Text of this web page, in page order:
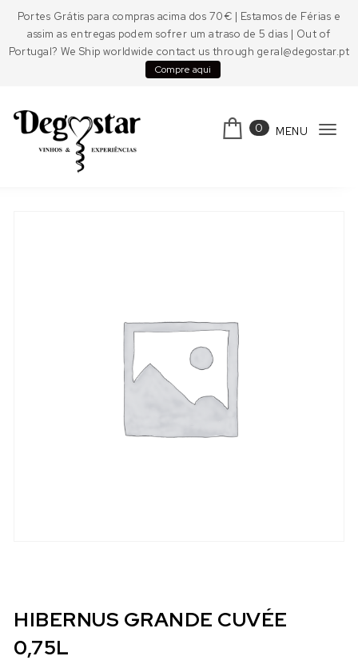
Portes Grátis para compras acima dos 70€ | Estamos de Férias e
assim as entregas podem sofrer um atraso de 5 dias | Out of
Portugal? We Ship worldwide contact us through geral@degostar.pt
Compre aqui
0 MENU
HIBERNUS GRANDE CUVÉE
0,75L